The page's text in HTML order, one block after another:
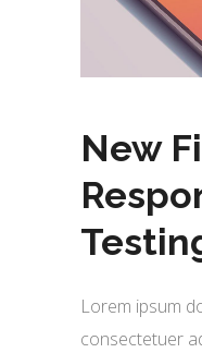
New
Lorem ipsum
consectetuer